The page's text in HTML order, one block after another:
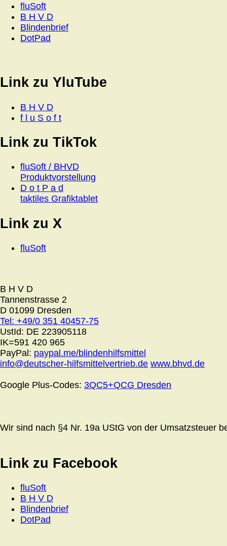
fluSoft
B H V D
Blindenbrief
DotPad
Link zu YluTube
B H V D
f l u S o f t
Link zu TikTok
fluSoft / BHVD
Produktvorstellung
D o t P a d
taktiles Grafiktablet
Link zu X
fluSoft
B H V D
Tannenstrasse 2
D 01099 Dresden
Tel: +49/0 351 40457-75
UstId: DE 223905118
IK=591 420 965
PayPal: paypal.me/blindenhilfsmittel
info@deutscher-hilfsmittelvertrieb.de www.bhvd.de
Google Plus-Codes: 3QC5+QCG Dresden
Wir sind nach §4 Nr. 19a UStG von der Umsatzsteuer
Link zu Facebook
fluSoft
B H V D
Blindenbrief
DotPad